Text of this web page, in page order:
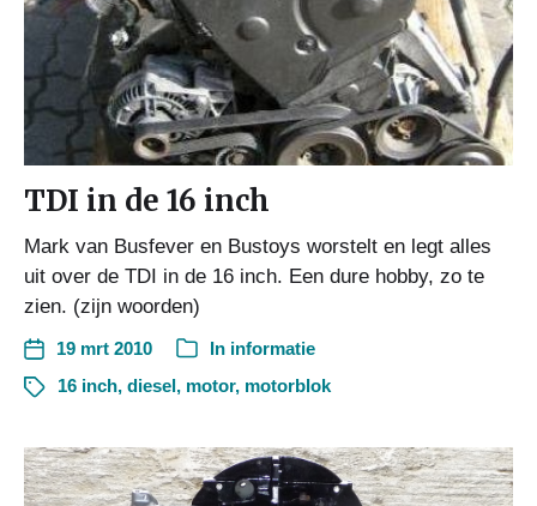
TDI in de 16 inch
Mark van Busfever en Bustoys worstelt en legt alles
uit over de TDI in de 16 inch. Een dure hobby, zo te
zien. (zijn woorden)
19 mrt 2010 In informatie
16 inch, diesel, motor, motorblok